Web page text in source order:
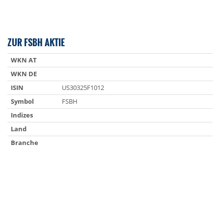
ZUR FSBH AKTIE
WKN AT
WKN DE
ISIN
US30325F1012
Symbol
FSBH
Indizes
Land
Branche